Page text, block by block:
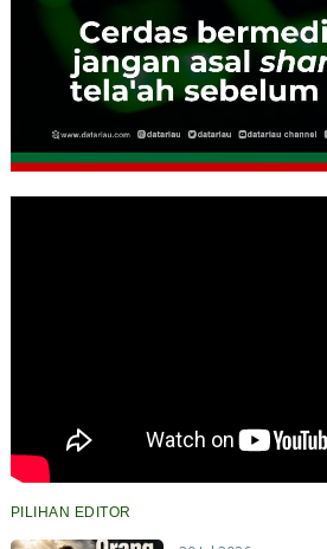
PILIHAN EDITOR